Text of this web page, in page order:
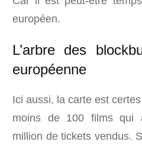
européen.
L’arbre des
européenne
Ici aussi, la carte est
moins de 100 films qui
million de tickets vendus.